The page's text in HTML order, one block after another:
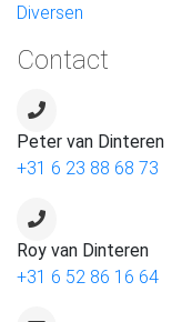
Diversen
Contact
Peter van Dinteren
+31 6 23 88 68 73
Roy van Dinteren
+31 6 52 86 16 64